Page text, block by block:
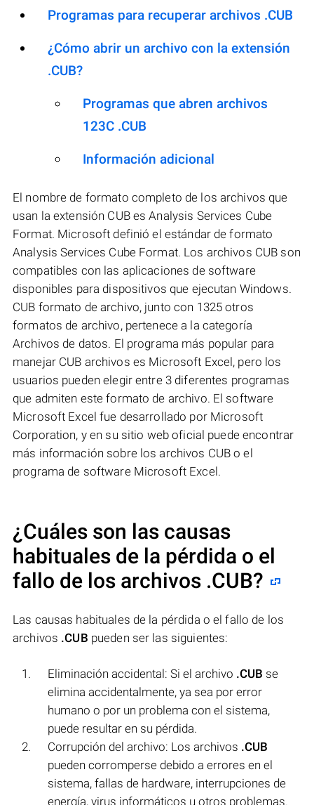
Programas para recuperar archivos .CUB
¿Cómo abrir un archivo con la extensión
.CUB?
Programas que abren archivos
123C .CUB
Información adicional
El nombre de formato completo de los archivos que
usan la extensión CUB es Analysis Services Cube
Format. Microsoft definió el estándar de formato
Analysis Services Cube Format. Los archivos CUB son
compatibles con las aplicaciones de software
disponibles para dispositivos que ejecutan Windows.
CUB formato de archivo, junto con 1325 otros
formatos de archivo, pertenece a la categoría
Archivos de datos. El programa más popular para
manejar CUB archivos es Microsoft Excel, pero los
usuarios pueden elegir entre 3 diferentes programas
que admiten este formato de archivo. El software
Microsoft Excel fue desarrollado por Microsoft
Corporation, y en su sitio web oficial puede encontrar
más información sobre los archivos CUB o el
programa de software Microsoft Excel.
¿Cuáles son las causas
habituales de la pérdida o el
fallo de los archivos .CUB?
Las causas habituales de la pérdida o el fallo de los
archivos .CUB pueden ser las siguientes:
Eliminación accidental: Si el archivo .CUB se
elimina accidentalmente, ya sea por error
humano o por un problema con el sistema,
puede resultar en su pérdida.
Corrupción del archivo: Los archivos .CUB
pueden corromperse debido a errores en el
sistema, fallas de hardware, interrupciones de
energía, virus informáticos u otros problemas.